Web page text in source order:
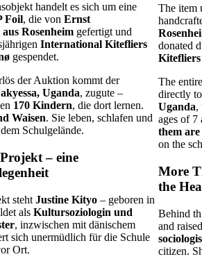
handelt es sich um eine
Foil, die von Ernst
Rosenheim gefertigt und
International Kitefliers
gespendet.
der Auktion kommt der
Uganda, zugute –
170 Kindern, die dort lernen.
Waisen. Sie leben, schlafen und
Schulgelände.
– eine
steht Justine Kityo – geboren in
als Kultursoziologin und
, inzwischen mit dänischem
sich unermüdlich für die Schule
Ort.
The item
donated
The
directly
Uganda,
ages of 7
them
on the
More
the
Behind
and
citizen.